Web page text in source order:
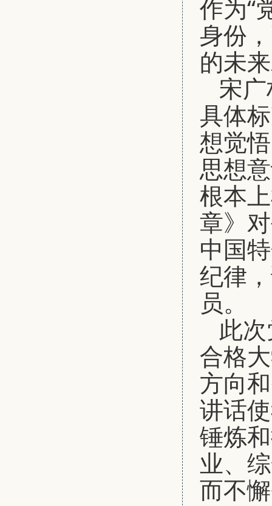
作为“
身份
的未
宋
具体
想觉
思想
根本
章》
中国
纪律
员。
此
合格
方向
讲话
锤炼
业、
而不